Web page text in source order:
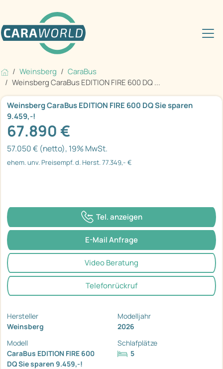
Weinsberg
CaraBus
Weinsberg CaraBus EDITION FIRE 600 DQ ...
Weinsberg CaraBus EDITION FIRE 600 DQ Sie sparen
9.459,-!
67.890 €
57.050 € (netto), 19% MwSt.
ehem. unv. Preisempf. d. Herst. 77.349,- €
Tel. anzeigen
E-Mail Anfrage
Video Beratung
Telefonrückruf
Hersteller
Weinsberg
Modelljahr
2026
Modell
CaraBus EDITION FIRE 600
DQ Sie sparen 9.459,-!
Schlafplätze
5